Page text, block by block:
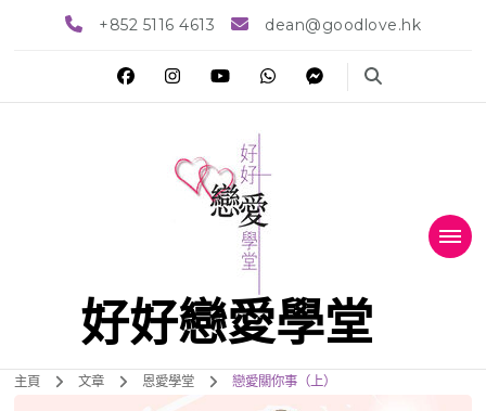
+852 5116 4613 dean@goodlove.hk
好好戀愛學堂
主頁 文章 恩愛學堂 戀愛關你事（上）